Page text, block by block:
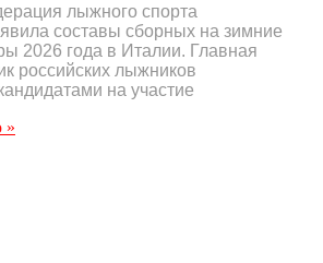
лыжного спорта
составы сборных на зимние
2026 года в Италии. Главная
российских лыжников
на участие
»